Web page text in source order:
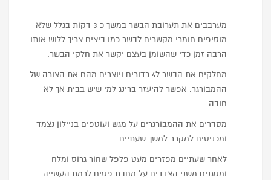
מערבבים את תערובת הבשר במשך כ 3 דקות בגלל שלא
מוסיפים חומרי מקשרים לבשר כמו ביצים צריך ללוש אותו
הרבה זמן כדי שהשומן בעצם יקשר את חלקי הבשר.
מחלקים את הבשר ל4 כדורים ויוצרים מהם את הצורה של
ההמבורגר. אפשר להיעזר ברינג למי שיש בבית אך לא
חובה.
מסדרים את ההמבורגרים על מגש ועוטפים בניילון נצמד
ומכניסים למקרר למשך שעתיים.
לאחר שעתיים מפזרים מעט פלפל שחור גרוס ומלח
ומטגנים משני הצדדים על מחבת פסים לרמת העשייה